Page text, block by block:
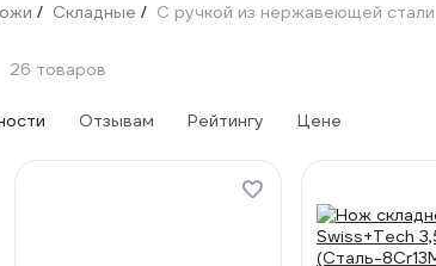
/ Складные / С ручкой из нержавеющей стали
26 товаров
Отзывам Рейтингу Цене